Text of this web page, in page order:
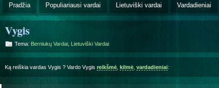
Pradžia Populiariausi vardai Lietuviški vardai Vardadieniai
Vygis
Tema: Berniukų Vardai Lietuviški Vardai
Ką reiškia vardas Vygis ? Vardo Vygis reikšmė kilmė vardadieniai: